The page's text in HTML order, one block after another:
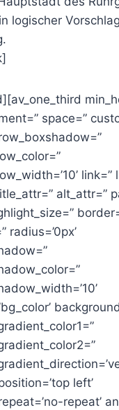
logischer
space=”
link=”
alt_attr=”
radius=’0px’
left’
repeat’